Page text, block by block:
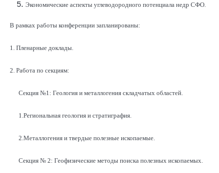
Экономические аспекты углеводородного потенциала недр СФО.
В рамках работы конференции запланированы:
1. Пленарные доклады.
2. Работа по секциям:
Секция №1: Геология и металлогения складчатых областей.
1.Региональная геология и стратиграфия.
2.Металлогения и твердые полезные ископаемые.
Секция № 2: Геофизические методы поиска полезных ископаемых.